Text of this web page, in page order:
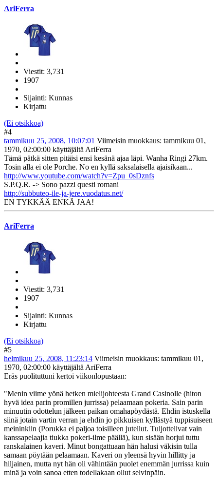
AriFerra
Viestit: 3,731
1907
Sijainti: Kunnas
Kirjattu
(Ei otsikkoa)
#4
tammikuu 25, 2008, 10:07:01 Viimeisin muokkaus: tammikuu 01,
1970, 02:00:00 käyttäjältä AriFerra
Tämä pätkä sitten pitäisi ensi kesänä ajaa läpi. Wanha Ringi 27km.
Tosin alla ei ole Porche. No en kyllä saksalaisella ajaisikaan...
http://www.youtube.com/watch?v=Zpu_0sDznfs
S.P.Q.R. -> Sono pazzi questi romani
http://subbuteo-ile-ja-jere.vuodatus.net/
EN TYKKÄÄ ENKÄ JAA!
AriFerra
Viestit: 3,731
1907
Sijainti: Kunnas
Kirjattu
(Ei otsikkoa)
#5
helmikuu 25, 2008, 11:23:14 Viimeisin muokkaus: tammikuu 01,
1970, 02:00:00 käyttäjältä AriFerra
Eräs puolituttuni kertoi viikonlopustaan:
"Menin viime yönä hetken mielijohteesta Grand Casinolle (hiton
hyvä idea parin promillen jurrissa) pelaamaan pokeria. Sain parin
minuutin odottelun jälkeen paikan omahapöydästä. Ehdin istuskella
siinä jotain vartin verran ja ehdin jo pikkuisen kyllästyä tuppisuiseen
meininkiin (Porukka ei paljoa toisilleen jutellut. Tuijottelivat vain
kanssapelaajia tiukka pokeri-ilme päällä), kun sisään horjui tuttu
ranskalainen kaveri. Minut bongattuaan hän halusi väkisin tulla
samaan pöytään pelaamaan. Kaveri on yleensä hyvin hillitty ja
hiljainen, mutta nyt hän oli vähintään puolet enemmän jurrissa kuin
minä ja voin sanoa etten todellakaan ollut selvinpäin.